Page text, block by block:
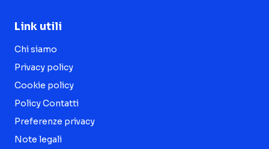
Link utili
Chi siamo
Privacy policy
Cookie policy
Policy Contatti
Preferenze privacy
Note legali